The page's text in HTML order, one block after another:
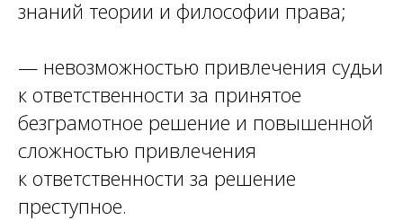
знаний теории и философии права;
— невозможностью привлечения судьи
к ответственности за принятое
безграмотное решение и повышенной
сложностью привлечения
к ответственности за решение
преступное.